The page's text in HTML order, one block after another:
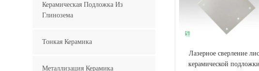
Лазерное сверление
керамической
Керамическая Подложка Из
Глинозема
Тонкая Керамика
Металлизация Керамика